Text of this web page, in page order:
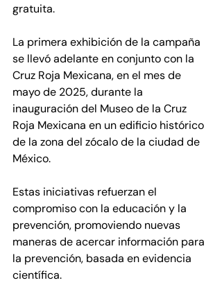
gratuita.
La primera exhibición de la campaña
se llevó adelante en conjunto con la
Cruz Roja Mexicana, en el mes de
mayo de 2025, durante la
inauguración del Museo de la Cruz
Roja Mexicana en un edificio histórico
de la zona del zócalo de la ciudad de
México.
Estas iniciativas refuerzan el
compromiso con la educación y la
prevención, promoviendo nuevas
maneras de acercar información para
la prevención, basada en evidencia
científica.